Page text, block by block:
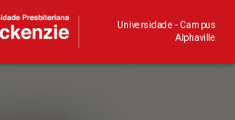
Universidade - Campus
Alphaville